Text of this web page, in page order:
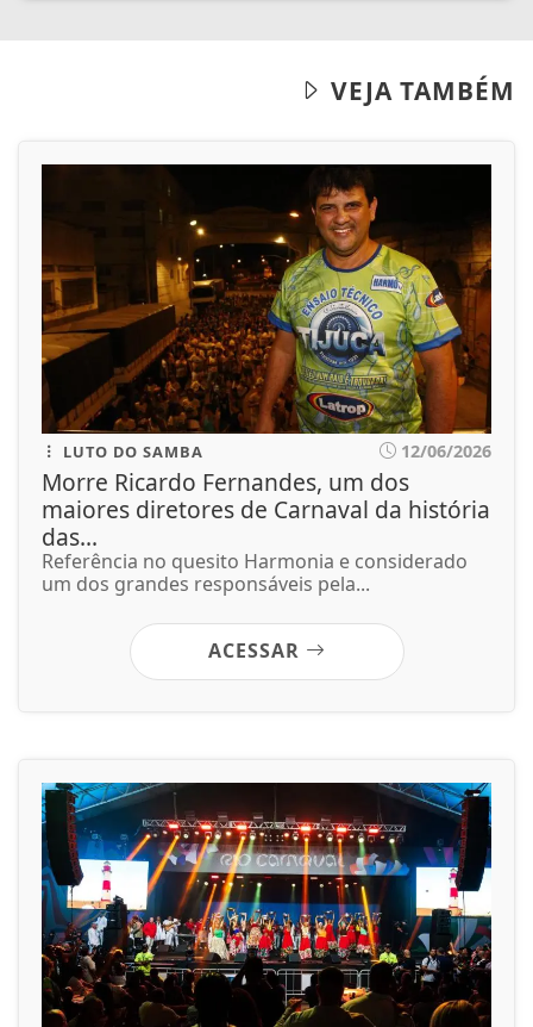
VEJA TAMBÉM
LUTO DO SAMBA 12/06/2026
Morre Ricardo Fernandes, um dos
maiores diretores de Carnaval da história
das...
Referência no quesito Harmonia e considerado
um dos grandes responsáveis pela...
ACESSAR